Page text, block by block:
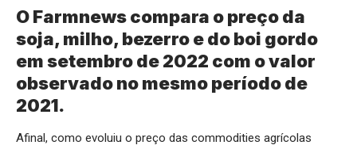
O Farmnews compara o preço da
soja, milho, bezerro e do boi gordo
em setembro de 2022 com o valor
observado no mesmo período de
2021.
Afinal, como evoluiu o preço das commodities agrícolas